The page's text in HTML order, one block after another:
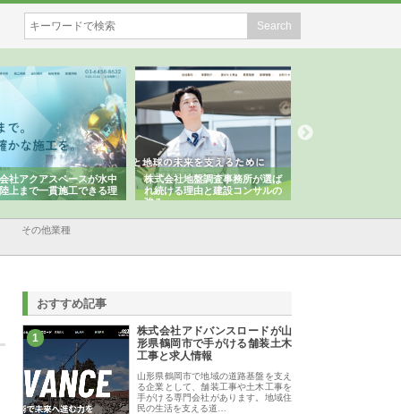
社アクアスペースが水中
上まで一貫施工できる理
株式会社地盤調査事務所が選ば
れ続ける理由と建設コンサルの
強み
その他業種
おすすめ記事
1
株式会社アドバンスロードが山
形県鶴岡市で手がける舗装土木
工事と求人情報
山形県鶴岡市で地域の道路基盤を支え
る企業として、舗装工事や土木工事を
手がける専門会社があります。地域住
民の生活を支える道…